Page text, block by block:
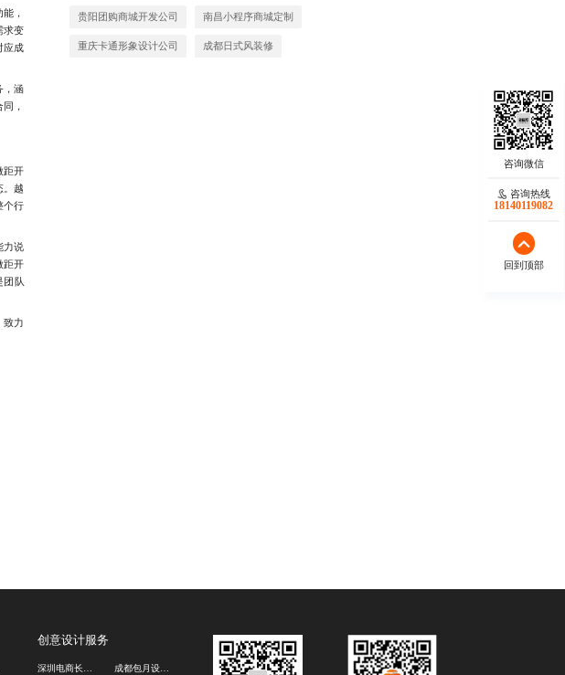
，
求变
应成
，涵
，
距开
。越
个行
力说
距开
团队
致力
贵阳团购商城开发公司 南昌小程序商城定制
重庆卡通形象设计公司 成都日式风装修
咨询热线
18140119082
回到顶部
创意设计服务
深圳电商长图设计公司 成都包月设计公司